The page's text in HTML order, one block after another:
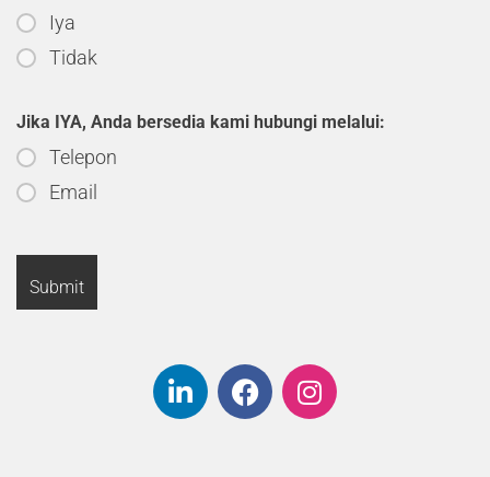
Iya
Tidak
Jika IYA, Anda bersedia kami hubungi melalui:
Telepon
Email